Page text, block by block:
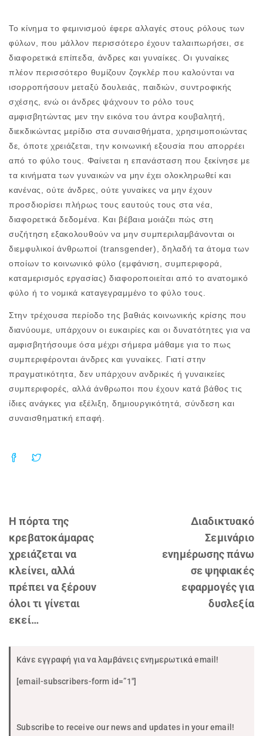
Το κίνημα το φεμινισμού έφερε αλλαγές στους ρόλους των
φύλων, που μάλλον περισσότερο έχουν ταλαιπωρήσει, σε
διαφορετικά επίπεδα, άνδρες και γυναίκες. Οι γυναίκες
πλέον περισσότερο θυμίζουν ζογκλέρ που καλούνται να
ισορροπήσουν μεταξύ δουλειάς, παιδιών, συντροφικής
σχέσης, ενώ οι άνδρες ψάχνουν το ρόλο τους
αμφισβητώντας μεν την εικόνα του άντρα κουβαλητή,
διεκδικώντας μερίδιο στα συναισθήματα, χρησιμοποιώντας
δε, όποτε χρειάζεται, την κοινωνική εξουσία που απορρέει
από το φύλο τους. Φαίνεται η επανάσταση που ξεκίνησε με
τα κινήματα των γυναικών να μην έχει ολοκληρωθεί και
κανένας, ούτε άνδρες, ούτε γυναίκες να μην έχουν
προσδιορίσει πλήρως τους εαυτούς τους στα νέα,
διαφορετικά δεδομένα. Και βέβαια μοιάζει πώς στη
συζήτηση εξακολουθούν να μην συμπεριλαμβάνονται οι
διεμφυλικοί άνθρωποί (transgender), δηλαδή τα άτομα των
οποίων το κοινωνικό φύλο (εμφάνιση, συμπεριφορά,
καταμερισμός εργασίας) διαφοροποιείται από το ανατομικό
φύλο ή το νομικά καταγεγραμμένο το φύλο τους.
Στην τρέχουσα περίοδο της βαθιάς κοινωνικής κρίσης που
διανύουμε, υπάρχουν οι ευκαιρίες και οι δυνατότητες για να
αμφισβητήσουμε όσα μέχρι σήμερα μάθαμε για το πως
συμπεριφέρονται άνδρες και γυναίκες. Γιατί στην
πραγματικότητα, δεν υπάρχουν ανδρικές ή γυναικείες
συμπεριφορές, αλλά άνθρωποι που έχουν κατά βάθος τις
ίδιες ανάγκες για εξέλιξη, δημιουργικότητά, σύνδεση και
συναισθηματική επαφή.
Η πόρτα της
κρεβατοκάμαρας
χρειάζεται να
κλείνει, αλλά
πρέπει να ξέρουν
όλοι τι γίνεται
εκεί…
Διαδικτυακό
Σεμινάριο
ενημέρωσης πάνω
σε ψηφιακές
εφαρμογές για
δυσλεξία
Κάνε εγγραφή για να λαμβάνεις ενημερωτικά email!
[email-subscribers-form id=”1″]
Subscribe to receive our news and updates in your email!